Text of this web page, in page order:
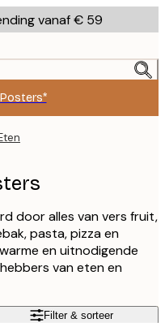
vanaf € 59
door alles van vers fruit,
pasta, pizza en
en uitnodigende
van eten en
Filter & sorteer